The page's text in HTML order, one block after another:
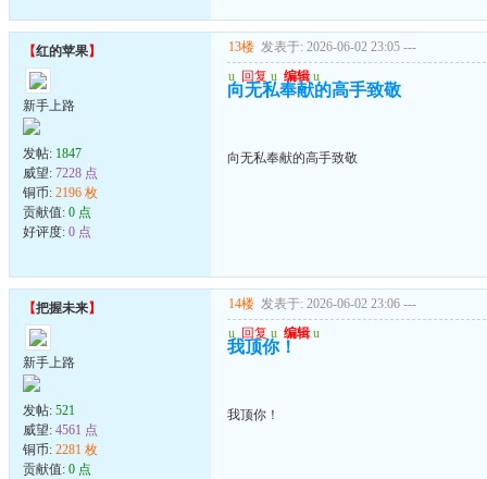
【红的苹果】
新手上路
发帖: 1847
威望: 7228 点
铜币: 2196 枚
贡献值: 0 点
好评度: 0 点
13楼 发表于: 2026-06-02 23:05 ---
u 回复 u 编辑 u
向无私奉献的高手致敬
向无私奉献的高手致敬
【把握未来】
新手上路
发帖: 521
威望: 4561 点
铜币: 2281 枚
贡献值: 0 点
14楼 发表于: 2026-06-02 23:06 ---
u 回复 u 编辑 u
我顶你！
我顶你！